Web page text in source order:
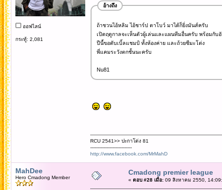
ออฟไลน์
กระทู้: 2,081
อ้างถึง
ถ้าชวนไอ้หลิม ไอ้ชาร์ป ตาโบว์ มาได้ก็ยิ่งมันส์ครับ
เปิดฤดูกาลจะเห็นตัวผู้เล่นและแผนทีมอื่นครับ พร้อมกับ
ปีนี้ขอดับเบิ้ลแชมป์ ทั้งห้องค่าย และถ้วยซีมะโด่ง
พี่แคมระวังตกชั้นนะครับ
Nu81
RCU 2541>> ปะกาโด่ง 81
----------------------------
http://www.facebook.com/MrMahD
MahDee
Hero Cmadong Member
Cmadong premier league
« ตอบ #28 เมื่อ:09 สิงหาคม 2550,